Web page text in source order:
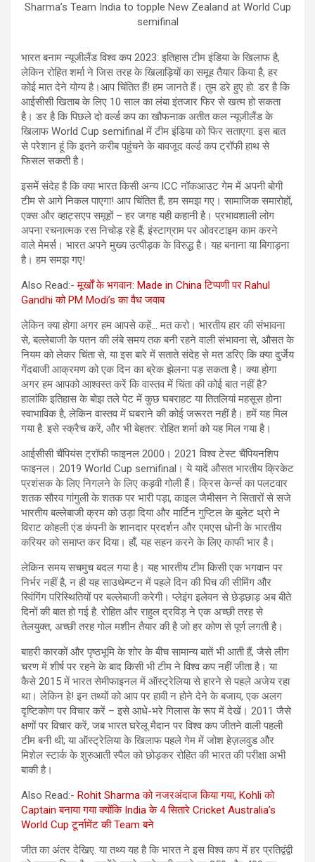
Sharma’s Team India to topple New Zealand at World Cup
semifinal
भारत बनाम न्यूजीलैंड विश्व कप 2023: इतिहास टीम इंडिया के खिलाफ है,
लेकिन रोहित शर्मा ने जिस तरह के खिलाड़ियों का समूह तैयार किया है, हर
कोई मात देने योग्य है।आप चिंतित हैं! हम जानते हैं। तुम डरे हुए हो. डर है कि
आईसीसी खिताब के लिए 10 साल का लंबा इंतजार फिर से खत्म हो सकता
है। डर है कि पिछले दो वर्ल्ड कप का खौफनाक अतीत कल न्यूजीलैंड के
खिलाफ World Cup semifinal में टीम इंडिया को फिर सताएगा. इस बात
से परेशान हूं कि इतने करीब पहुंचने के बावजूद वर्ल्ड कप ट्रॉफी हाथ से
फिसल सकती है।
इसमें संदेह है कि क्या भारत किसी अन्य ICC नॉकआउट गेम में अपनी बोगी
टीम से आगे निकल पाएगा! आप चिंतित हैं; हम समझ गए। सामाजिक समारोहों,
एक्स और व्हाट्सएप समूहों – हर जगह यही कहानी है। प्रभावशाली लोग
अपना रचनात्मक रस निचोड़ रहे हैं; इंस्टाग्राम पर ओवरटाइम काम करने
वाले मेमर्स। भारत अपने मुख्य उत्पीड़क के विरुद्ध है। यह बनाना या बिगाड़ना
है। हम समझ गए!
Also Read:-मूर्खों के भगवान: Made in China टिप्पणी पर Rahul
Gandhi को PM Modi’s का वैध जवाब
लेकिन क्या होगा अगर हम आपसे कहें… मत करो। भारतीय हार की संभावना
से, बल्लेबाजी के पतन की लंबे समय तक बनी रहने वाली संभावना से, औसत के
नियम को लेकर चिंता से, या इस बारे में सताते संदेह से मत डरिए कि क्या दुर्जेय
गेंदबाजी आक्रमण को एक दिन का ब्रेक झेलना पड़ सकता है। क्या होगा
अगर हम आपको आश्वस्त करें कि वास्तव में चिंता की कोई बात नहीं है?
हालांकि इतिहास के बोझ तले पेट में कुछ घबराहट या तितलियां महसूस होना
स्वाभाविक है, लेकिन वास्तव में घबराने की कोई जरूरत नहीं है। हमें यह मिल
गया है. इसे स्क्रैच करें, और भी बेहतर: रोहित शर्मा को यह मिल गया है।
आईसीसी चैंपियंस ट्रॉफी फाइनल 2000। 2021 विश्व टेस्ट चैंपियनशिप
फाइनल। 2019 World Cup semifinal। ये यादें औसत भारतीय क्रिकेट
प्रशंसक के लिए निगलने के लिए कड़वी गोली हैं। क्रिस केर्न्स का पलटवार
शतक सौरव गांगुली के शतक पर भारी पड़ा, काइल जैमीसन ने सितारों से सजे
भारतीय बल्लेबाजी क्रम को उड़ा दिया और मार्टिन गुप्टिल के बुलेट थ्रो ने
विराट कोहली एंड कंपनी के शानदार प्रदर्शन और एमएस धोनी के भारतीय
करियर को समाप्त कर दिया। हाँ, यह सहन करने के लिए काफी भार है।
लेकिन समय सचमुच बदल गया है। यह भारतीय टीम किसी एक भगवान पर
निर्भर नहीं है, न ही यह साउथेम्प्टन में पहले दिन की पिच की सीमिंग और
स्विंगिंग परिस्थितियों पर बल्लेबाजी करेगी। प्लेइंग इलेवन से छेड़छाड़ अब बीते
दिनों की बात हो गई है. रोहित और राहुल द्रविड़ ने एक अच्छी तरह से
तेलयुक्त, अच्छी तरह गोल मशीन तैयार की है जो हर कोण से पूर्ण लगती है।
बाहरी कारकों और पृष्ठभूमि के शोर के बीच सामान्य बातें भी आती हैं, जैसे लीग
चरण में शीर्ष पर रहने के बाद किसी भी टीम ने विश्व कप नहीं जीता है। या
कैसे 2015 में भारत सेमीफाइनल में ऑस्ट्रेलिया से हारने से पहले अजेय रहा
था। लेकिन हे! इन तथ्यों को आप पर हावी न होने देने के बजाय, एक अलग
दृष्टिकोण पर विचार करें – इसे आधे-भरे गिलास के रूप में देखें। 2011 जैसे
क्षणों पर विचार करें, जब भारत घरेलू मैदान पर विश्व कप जीतने वाली पहली
टीम बनी थी; या ऑस्ट्रेलिया के खिलाफ पहले गेम में जोश हेज़लवुड और
मिशेल स्टार्क के शुरुआती स्पैल को छोड़कर रोहित की भारत की परीक्षा अभी
बाकी है।
Also Read:- Rohit Sharma को नजरअंदाज किया गया, Kohli को
Captain बनाया गया क्योंकि India के 4 सितारे Cricket Australia’s
World Cup टूर्नामेंट की Team बने
जीत का अंतर देखिए. या तथ्य यह है कि भारत ने इस विश्व कप में हर प्रतिद्वंद्वी